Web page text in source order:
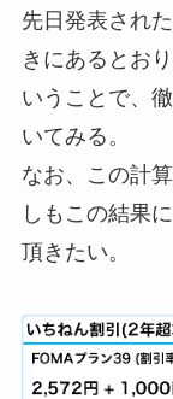
先日発表され
きにあるとお
いうことで、
いてみる。
なお、この計
しもこの結果
頂きたい。